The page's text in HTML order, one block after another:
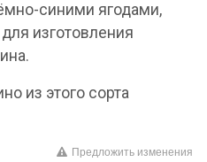
синими ягодами,
изготовления
из этого сорта
Предложить изменения